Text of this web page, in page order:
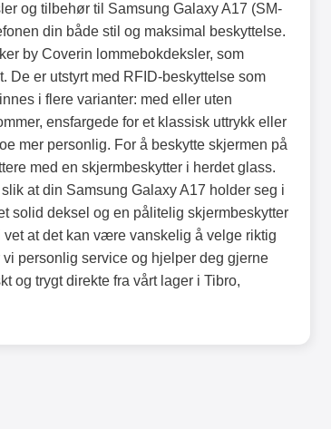
og tilbehør til Samsung Galaxy A17 (SM-
din både stil og maksimal beskyttelse.
by Coverin lommebokdeksler, som
De er utstyrt med RFID-beskyttelse som
i flere varianter: med eller uten
ensfargede for et klassisk uttrykk eller
mer personlig. For å beskytte skjermen på
med en skjermbeskytter i herdet glass.
at din Samsung Galaxy A17 holder seg i
solid deksel og en pålitelig skjermbeskytter
at det kan være vanskelig å velge riktig
personlig service og hjelper deg gjerne
og trygt direkte fra vårt lager i Tibro,